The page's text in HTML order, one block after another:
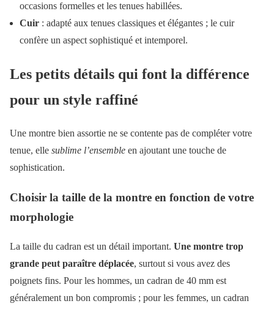
occasions formelles et les tenues habillées.
Cuir : adapté aux tenues classiques et élégantes ; le cuir
confère un aspect sophistiqué et intemporel.
Les petits détails qui font la différence
pour un style raffiné
Une montre bien assortie ne se contente pas de compléter votre
tenue, elle sublime l’ensemble en ajoutant une touche de
sophistication.
Choisir la taille de la montre en fonction de votre
morphologie
La taille du cadran est un détail important. Une montre trop
grande peut paraître déplacée, surtout si vous avez des
poignets fins. Pour les hommes, un cadran de 40 mm est
généralement un bon compromis ; pour les femmes, un cadran